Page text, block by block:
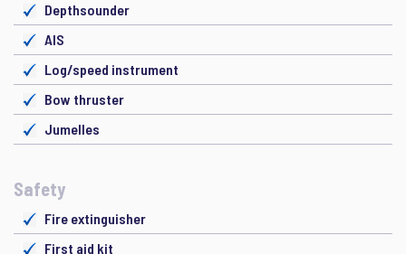
Depthsounder
AIS
Log/speed instrument
Bow thruster
Jumelles
Safety
Fire extinguisher
First aid kit